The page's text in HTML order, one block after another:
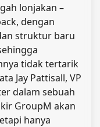
lonjakan –
dengan
struktur baru
tidak tertarik
Jay Pattisall, VP
dalam sebuah
GroupM akan
hanya